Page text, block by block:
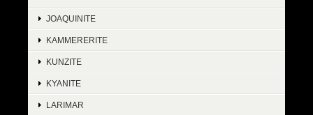
JOAQUINITE
KAMMERERITE
KUNZITE
KYANITE
LARIMAR